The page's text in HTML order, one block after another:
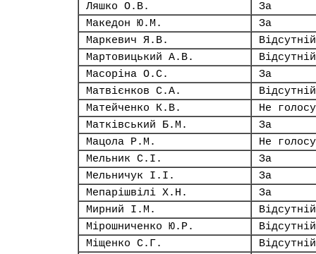
Ляшко О.В.
За
Македон Ю.М.
За
Маркевич Я.В.
Відсутній
Мартовицький А.В.
Відсутній
Масоріна О.С.
За
Матвієнков С.А.
Відсутній
Матейченко К.В.
Не
Матківський Б.М.
За
Мацола Р.М.
Не
Мельник С.І.
За
Мельничук І.І.
За
Мепарішвілі Х.Н.
За
Мирний І.М.
Відсутній
Мірошниченко Ю.Р.
Відсутній
Міщенко С.Г.
Відсутній